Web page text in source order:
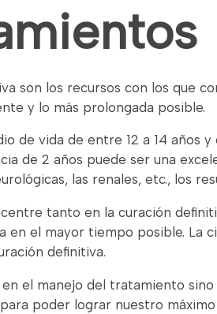
son los recursos con los que
y lo más prolongada posible.
de vida de entre 12 a 14 años
de 2 años puede ser una
las renales, etc., los
tanto en la curación
en el mayor tiempo posible. La
definitiva.
el manejo del tratamiento
poder lograr nuestro